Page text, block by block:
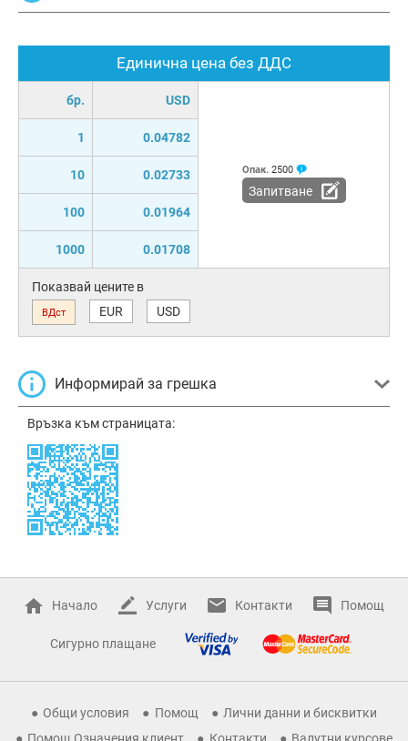
Единична цена без ДДС
бр. USD
1 0.04782
10 0.02733
100 0.01964
1000 0.01708
Опак. 2500
Запитване
Показвай цените в
ВДст EUR USD
Информирай за грешка
Връзка към страницата:
Начало Услуги Контакти Помощ
Сигурно плащане
Общи условия Помощ
Лични данни и бисквитки